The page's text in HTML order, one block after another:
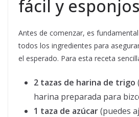
fácil y
Antes de comenzar, es
todos los ingredientes para
el esperado. Para esta receta
2 tazas de harina de trigo
harina preparada para
1 taza de azúcar(puedes